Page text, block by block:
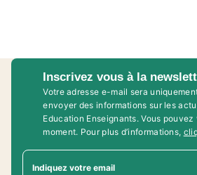
Inscrivez vous à la
Votre adresse e-mail sera
envoyer des informations sur les
Education Enseignants. Vous
moment. Pour plus d’informations,
Indiquez votre email